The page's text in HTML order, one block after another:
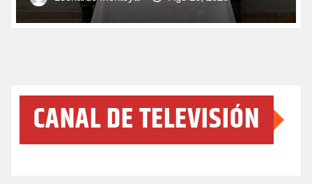
Leonardo Montoya Ago 10, 2026
CANAL DE TELEVISIÓN